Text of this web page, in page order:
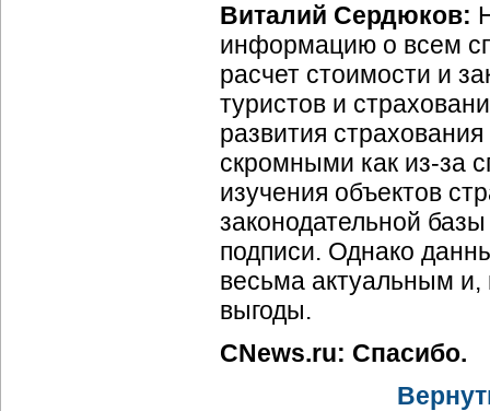
Виталий Сердюков:
информацию о всем
расчет стоимости и
туристов и
развития
скромными как из-за
изучения объектов
законодательной
подписи. Однако
весьма актуальным и,
выгоды.
CNews.ru: Спасибо.